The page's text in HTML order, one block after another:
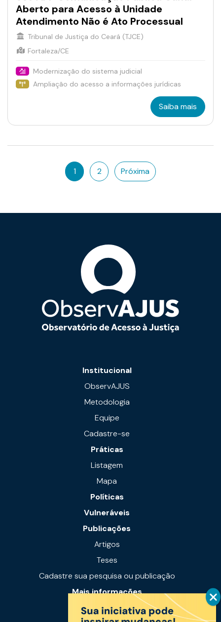
Aberto para Acesso à Unidade
Atendimento Não é Ato Processual
Tribunal de Justiça do Ceará (TJCE)
Fortaleza/CE
Modernização do sistema judicial
Ampliação do acesso a informações jurídicas
Saiba mais
1 2 Próxima
Institucional
ObservAJUS
Metodologia
Equipe
Cadastre-se
Práticas
Listagem
Mapa
Políticas
Vulneráveis
Publicações
Artigos
Teses
Cadastre sua pesquisa ou publicação
Mais informações
Notícias